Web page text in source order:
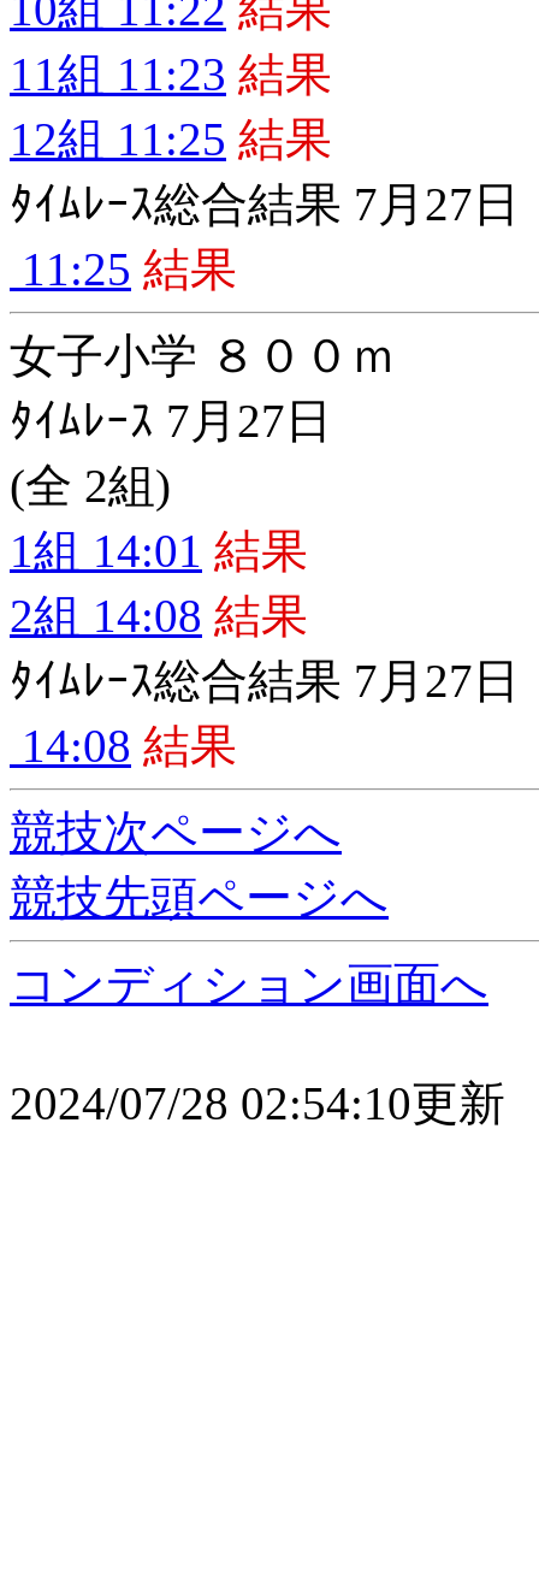
11組 11:23 結果
12組 11:25 結果
ﾀｲﾑﾚｰｽ総合結果 7月27日
11:25 結果
女子小学 ８００ｍ
ﾀｲﾑﾚｰｽ 7月27日
(全 2組)
1組 14:01 結果
2組 14:08 結果
ﾀｲﾑﾚｰｽ総合結果 7月27日
14:08 結果
競技次ページへ
競技先頭ページへ
コンディション画面へ
2024/07/28 02:54:10更新